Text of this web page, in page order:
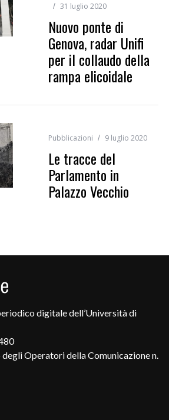
31 luglio 2020
Nuovo ponte di
Genova, radar Unifi
per il collaudo della
rampa elicoidale
Pubblicazioni 9 luglio 2020
Le tracce del
Parlamento in
Palazzo Vecchio
digitale dell’Università di
Operatori della Comunicazione n.